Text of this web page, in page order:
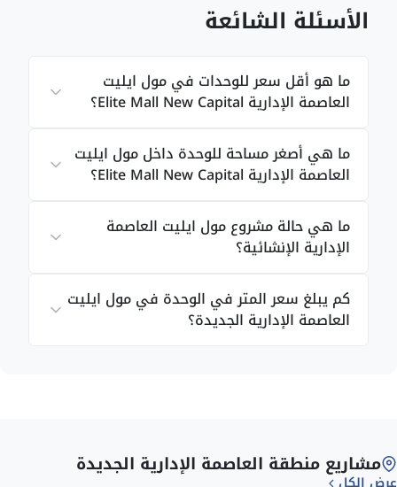
عمليات مالية أو سحب.
الرياضية، للحفاظ على لياقتك البدنية وصحتك والرفاهية
مشروعات أخرى في العاصمة الإدارية:كمبوند
مميزات مول ايليت العاصمة
الإدارية
الأسئلة الشائعة
ما هو أقل سعر للوحدات في مول ايليت
العاصمة الإدارية Elite Mall New Capital؟
ما هي أصغر مساحة للوحدة داخل مول ايليت
العاصمة الإدارية Elite Mall New Capital؟
ما هي حالة مشروع مول ايليت العاصمة
الإدارية الإنشائية؟
كم يبلغ سعر المتر في الوحدة في مول ايليت
العاصمة الإدارية الجديدة؟
مشاريع منطقة العاصمة الإدارية الجديدة
الأسعار تبدأ من